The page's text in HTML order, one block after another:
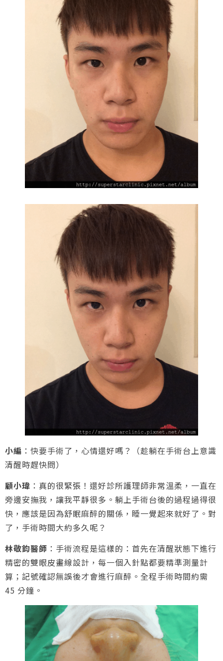
小編 ：快要手術了，心情還好嗎？（趁躺在手術台上意識
清醒時趕快問）
顧小瑋 ：真的很緊張！還好診所護理師非常溫柔，一直在
旁邊安撫我，讓我平靜很多。躺上手術台後的過程過得很
快，應該是因為舒眠麻醉的關係，睡一覺起來就好了。對
了，手術時間大約多久呢？
林敬鈞醫師 ：手術流程是這樣的：首先在清醒狀態下進行
精密的雙眼皮畫線設計，每一個入針點都要精準測量計
算；記號確認無誤後才會進行麻醉。全程手術時間約需
45 分鐘。